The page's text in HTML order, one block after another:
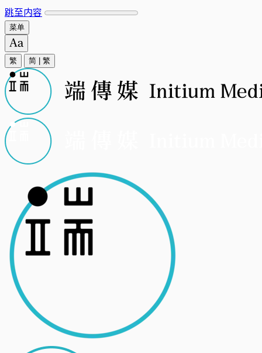
跳至内容
菜单
繁 简 繁